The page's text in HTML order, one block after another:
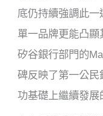
底仍持續強調此
單一品牌更能凸
矽谷銀行部門的
碑反映了第一公
功基礎上繼續發展